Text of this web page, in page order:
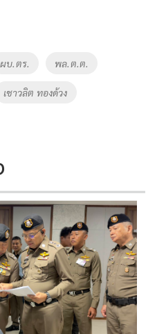
ผบ.ตร. พล.ต.ต.
เชาวลิต ทองด้วง